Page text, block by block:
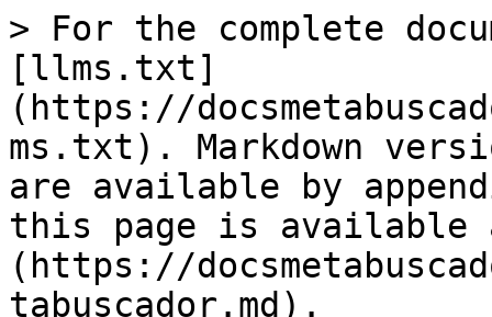
> For the complete
[llms.txt]
(https://
ms.txt). Markdown
are available by
this page is available
(https://
tabuscador.md).